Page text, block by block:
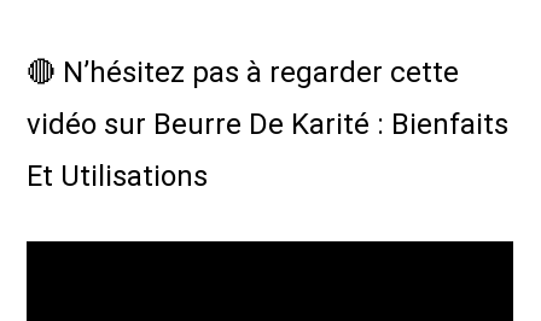
🔴 N’hésitez pas à regarder cette
vidéo sur Beurre De Karité : Bienfaits
Et Utilisations